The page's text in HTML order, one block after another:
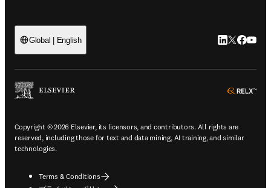
Global | English LinkedIn 新
Twitter 新
Copyright © 2026 Elsevier, its licensors, and contributors. All rights are
reserved, including those for text and data mining, AI training, and similar
technologies.
Terms & Conditions